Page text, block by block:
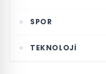
SPOR
TEKNOLOJI